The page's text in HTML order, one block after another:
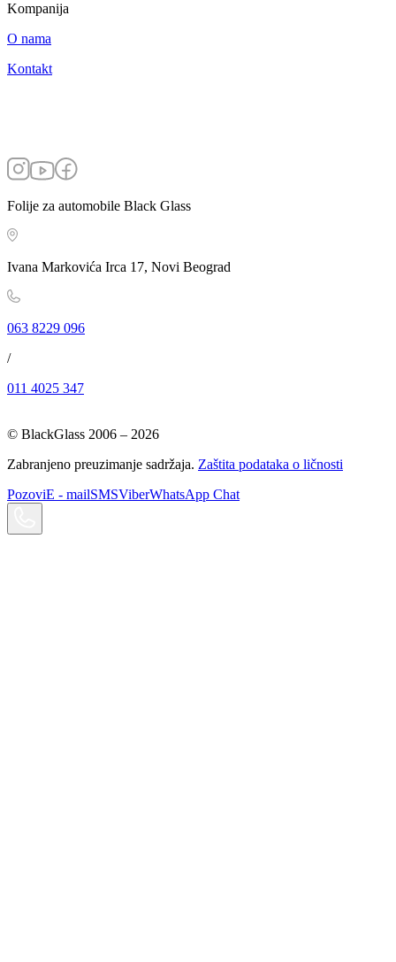
Kompanija
O nama
Kontakt
Folije za automobile Black Glass
Ivana Markovića Irca 17, Novi Beograd
063 8229 096
/
011 4025 347
© BlackGlass 2006 – 2026
Zabranjeno preuzimanje sadržaja. Zaštita podataka o ličnosti
PozoviE - mailSMSViberWhatsApp Chat